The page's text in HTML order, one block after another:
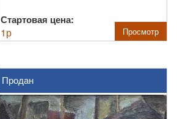
Стартовая цена:
1р Просмотр
Продан